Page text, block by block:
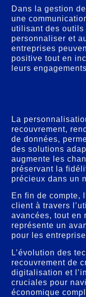
Dans la gestion
une
utilisant des outils
personnaliser et
entreprises
positive tout en
leurs
La
recouvrement,
de données,
des solutions
augmente les
préservant la
précieux dans un
En fin de compte,
client à travers
avancées, tout en
représente un
pour les
L’évolution des
recouvrement de
digitalisation et
cruciales pour
économique